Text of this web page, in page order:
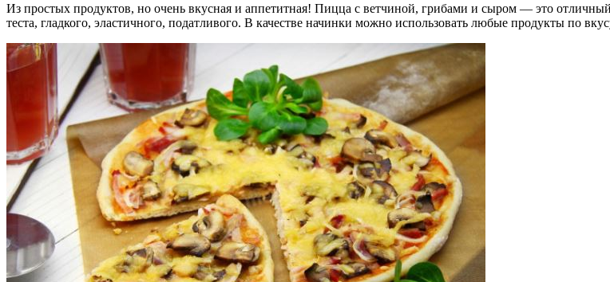
Из простых продуктов, но очень вкусная и аппетитная! Пицца с ветчиной, грибами и сыром — это
теста, гладкого, эластичного, податливого. В качестве начинки можно использовать любые продукты по